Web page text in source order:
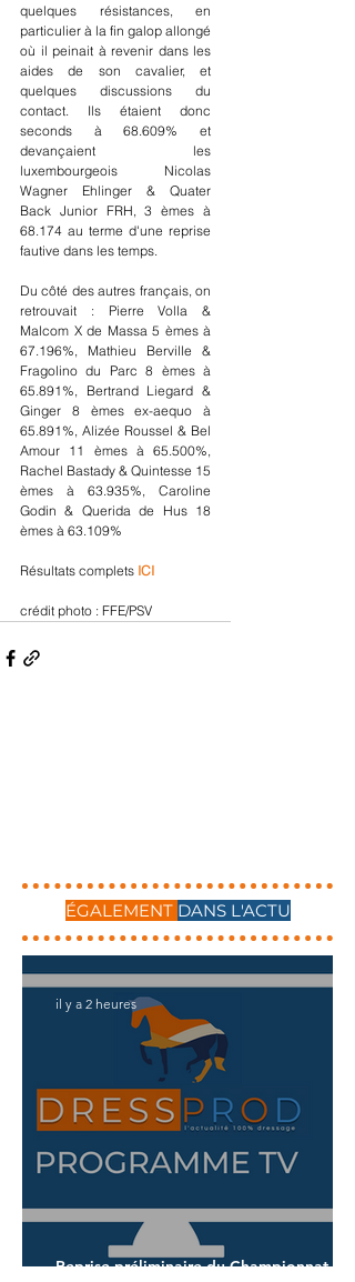
quelques résistances, en
particulier à la fin galop allongé
où il peinait à revenir dans les
aides de son cavalier, et
quelques discussions du
contact. Ils étaient donc
seconds à 68.609% et
devançaient les
luxembourgeois Nicolas
Wagner Ehlinger & Quater
Back Junior FRH, 3 èmes à
68.174 au terme d'une reprise
fautive dans les temps.
Du côté des autres français, on
retrouvait : Pierre Volla &
Malcom X de Massa 5 èmes à
67.196%, Mathieu Berville &
Fragolino du Parc 8 èmes à
65.891%, Bertrand Liegard &
Ginger 8 èmes ex-aequo à
65.891%, Alizée Roussel & Bel
Amour 11 èmes à 65.500%,
Rachel Bastady & Quintesse 15
èmes à 63.935%, Caroline
Godin & Querida de Hus 18
èmes à 63.109%
Résultats complets ICI
crédit photo : FFE/PSV
ÉGALEMENT DANS L'ACTU
Reprise préliminaire du Championnat du
il y a 2 heures